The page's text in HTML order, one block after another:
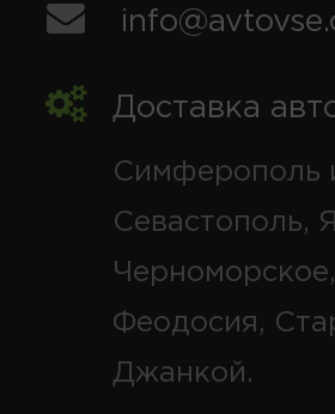
Доставка
Симферополь
Севастополь,
Феодосия,
Джанкой.